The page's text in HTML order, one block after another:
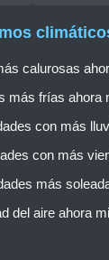
calurosas
más frías ahora
con más
con más
más
del aire ahora